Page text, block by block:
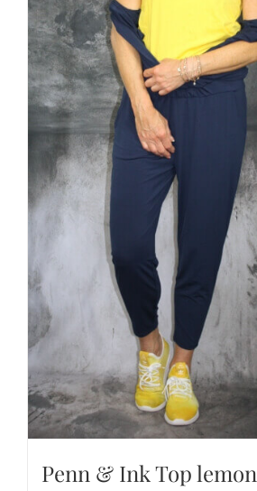
Penn & Ink Top lemon